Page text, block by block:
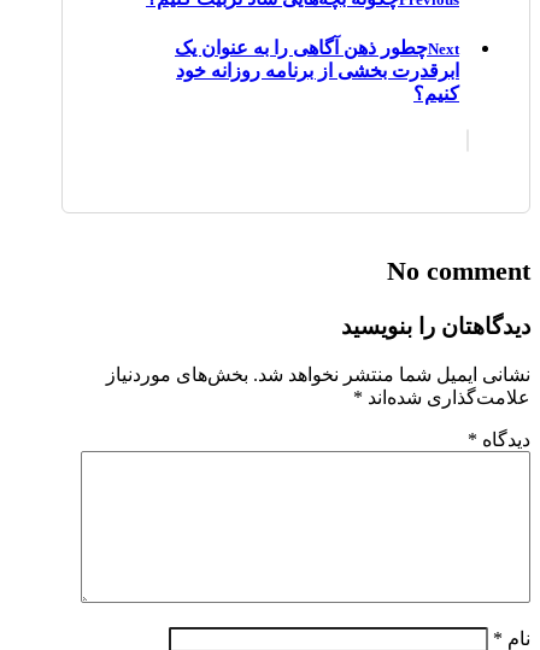
Nextچطور ذهن آگاهی را به عنوان یک
ابرقدرت بخشی از برنامه روزانه خود
کنیم؟
No comment
دیدگاهتان را بنویسید
نشانی ایمیل شما منتشر نخواهد شد. بخش‌های موردنیاز
علامت‌گذاری شده‌اند *
دیدگاه *
نام *